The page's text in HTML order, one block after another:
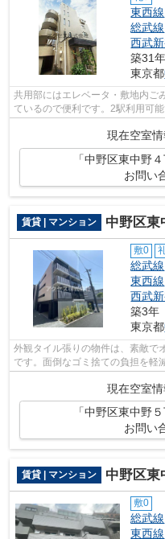
東西線
総武線
西武
築31年
東京都
共用部にはエレベータ・敷地内ご
ているので便利です。2駅利用可
現在空室情
「中野区東中野
お問い
賃貸 | マンション 中野区東
敷0
総武線
東西線
西武
築3年
東京都
外観タイル張りの物件は、素敵で
です。面倒なゴミ捨ての負担を軽
場の魅力です。3駅利用可能な物
現在空室情
「中野区東中野
お問い
賃貸 | マンション 中野区東
敷0
総武線
東西線